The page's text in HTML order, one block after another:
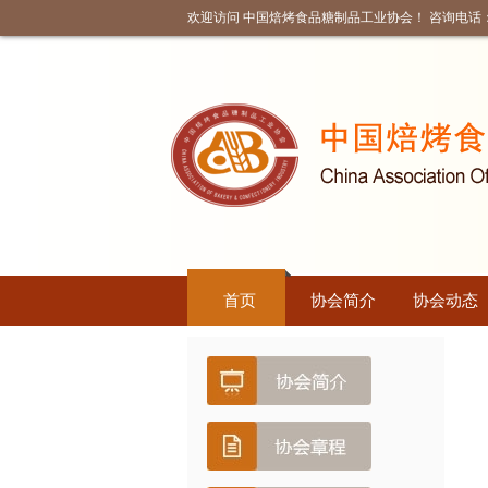
欢迎访问 中国焙烤食品糖制品工业协会！ 咨询电
首页 协会简介 协会动态